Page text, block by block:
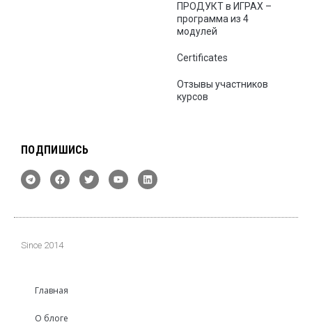
ПРОДУКТ в ИГРАХ –
программа из 4
модулей
Certificates
Отзывы участников
курсов
ПОДПИШИСЬ
Since 2014
Главная
О блоге